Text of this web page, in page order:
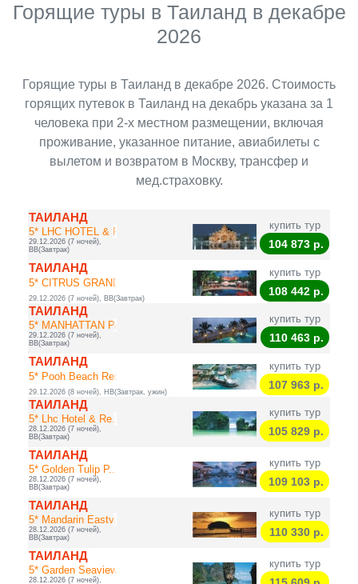
Горящие туры в Таиланд в декабре
2026
Горящие туры в Таиланд в декабре 2026. Стоимость
горящих путевок в Таиланд на декабрь указана за 1
человека при 2-х местном размещении, включая
проживание, указанное питание, авиабилеты с
вылетом и возвратом в Москву, трансфер и
мед.страховку.
ТАИЛАНД
5* LHC HOTEL & RE...
29.12.2026 (7 ночей),
BB(Завтрак)
купить тур
104 873 р.
ТАИЛАНД
5* CITRUS GRANDE ...
29.12.2026 (7 ночей), BB(Завтрак)
купить тур
108 442 р.
ТАИЛАНД
5* MANHATTAN PATT...
29.12.2026 (7 ночей),
BB(Завтрак)
купить тур
110 463р.
ТАИЛАНД
5* Pooh Beach Res...
29.12.2026 (8 ночей), HB(Завтрак, ужин)
купить тур
107 963 р.
ТАИЛАНД
5* Lhc Hotel & Re...
28.12.2026 (7 ночей),
BB(Завтрак)
купить тур
105 829 р.
ТАИЛАНД
5* Golden Tulip P...
28.12.2026 (7 ночей),
BB(Завтрак)
купить тур
109 103 р.
ТАИЛАНД
5* Mandarin Eastv...
28.12.2026 (7 ночей),
BB(Завтрак)
купить тур
110 330р.
ТАИЛАНД
5* Garden Seaview...
28.12.2026 (7 ночей),
купить тур